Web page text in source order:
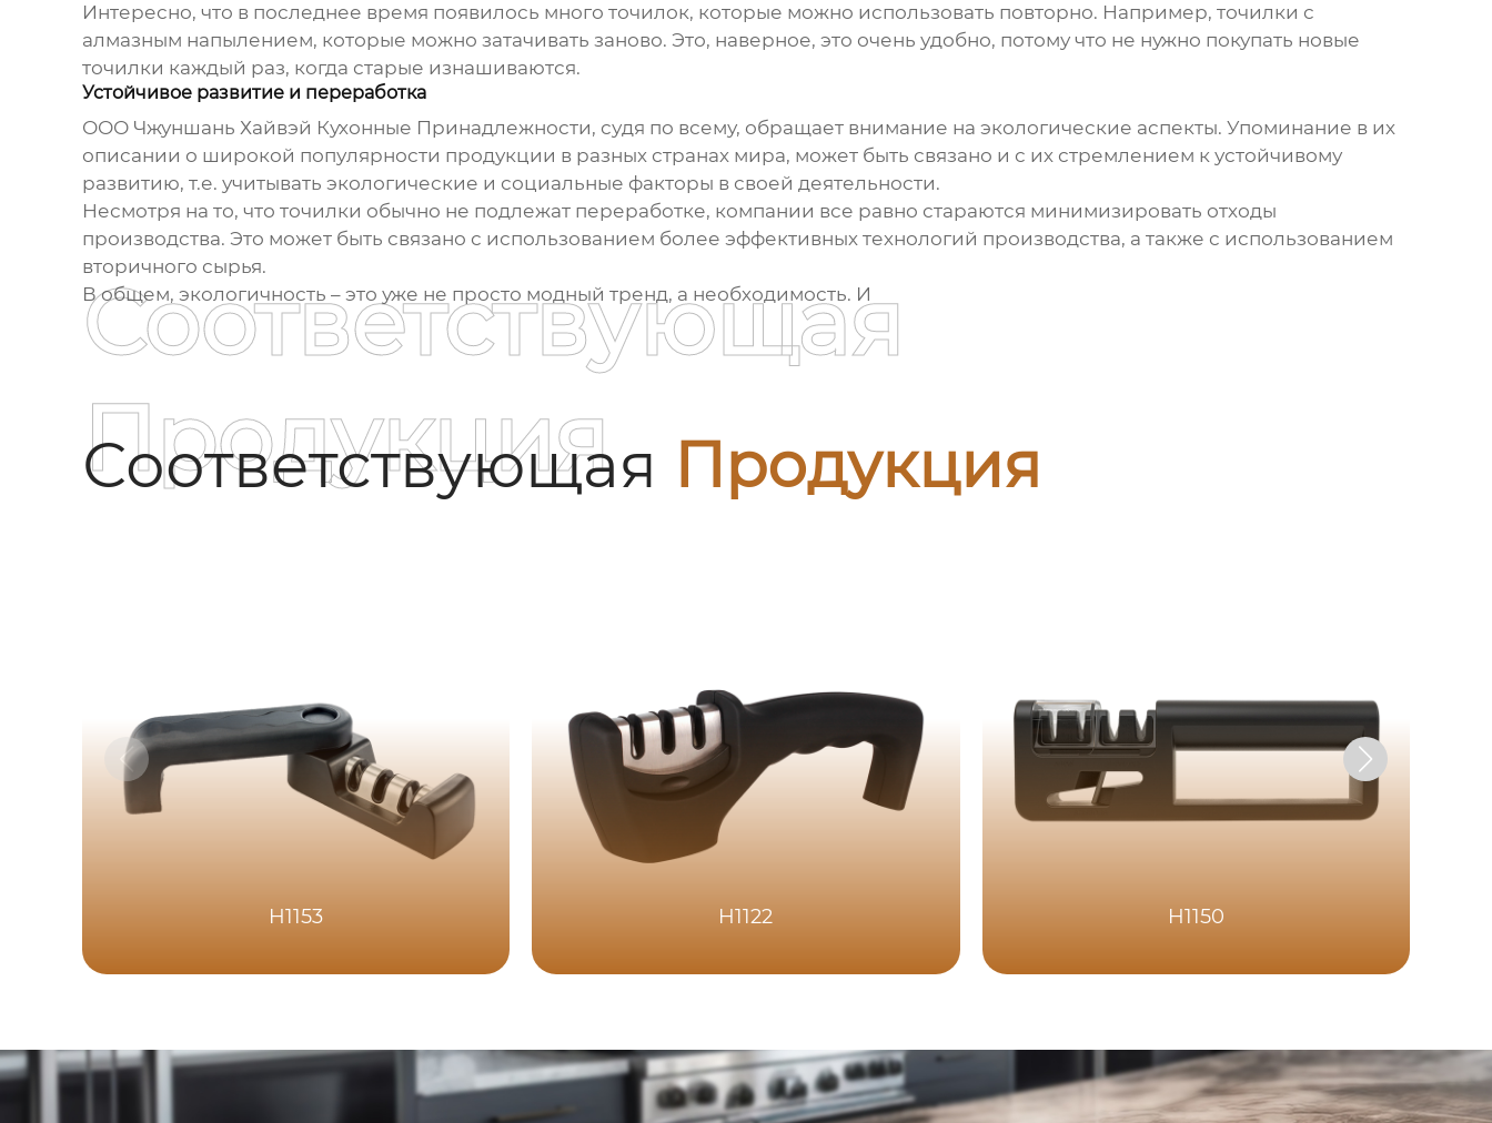
Интересно, что в последнее время появилось много точилок, которые можно использовать повторно. Например, точилки с
алмазным напылением, которые можно затачивать заново. Это, наверное, это очень удобно, потому что не нужно покупать новые
точилки каждый раз, когда старые изнашиваются.
Устойчивое развитие и переработка
ООО Чжуншань Хайвэй Кухонные Принадлежности, судя по всему, обращает внимание на экологические аспекты. Упоминание в их
описании о широкой популярности продукции в разных странах мира, может быть связано и с их стремлением к устойчивому
развитию, т.е. учитывать экологические и социальные факторы в своей деятельности.
Несмотря на то, что точилки обычно не подлежат переработке, компании все равно стараются минимизировать отходы
производства. Это может быть связано с использованием более эффективных технологий производства, а также с использованием
вторичного сырья.
В общем, экологичность – это уже не просто модный тренд, а необходимость. И
Соответствующая Продукция
Соответствующая
Продукция
H1153 H1122 H1150